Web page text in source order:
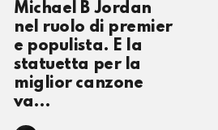
Michael B Jordan
nel ruolo di premier
e populista. E la
statuetta per la
miglior canzone
va…